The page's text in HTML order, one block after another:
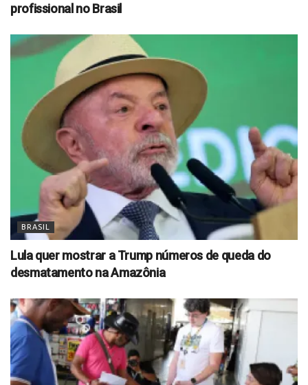
profissional no Brasil
BRASIL
Lula quer mostrar a Trump números de queda do
desmatamento na Amazônia